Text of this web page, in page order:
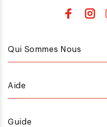
Qui Sommes Nous
Aide
Guide